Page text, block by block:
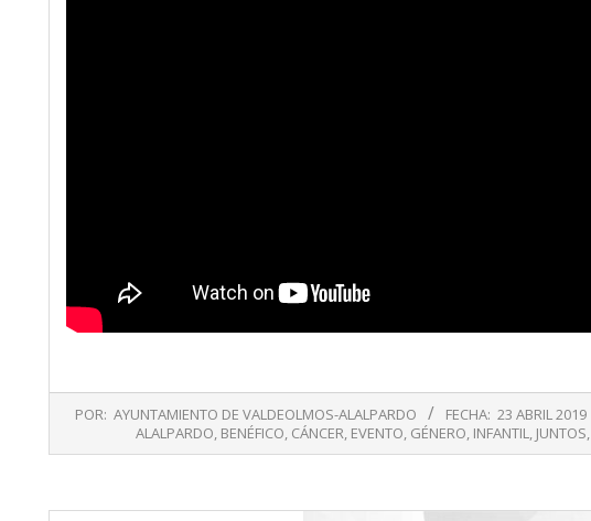
23
POR: AYUNTAMIENTO DE VALDEOLMOS-ALALPARDO FECHA: 23 ABRIL 2019
ALALPARDO, BENÉFICO, CÁNCER, EVENTO, GÉNERO, INFANTIL, JUNTOS,